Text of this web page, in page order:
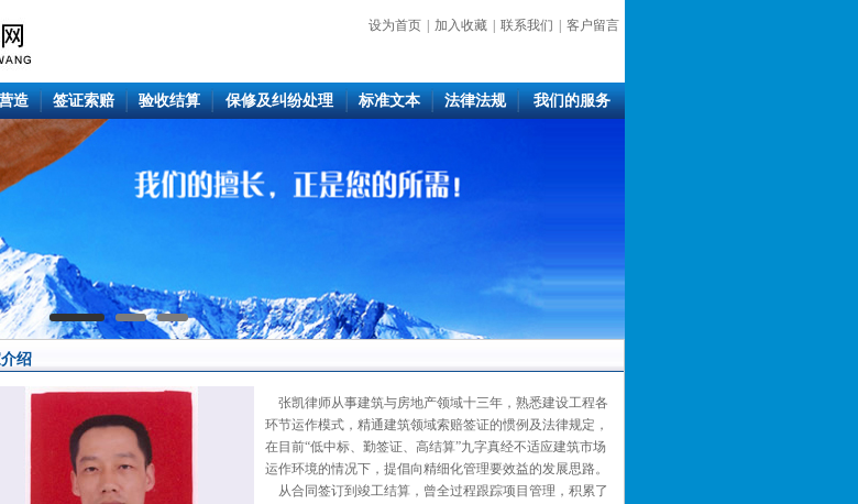
设为首页 加入收藏 联系我们 客户留言
造 签证索赔 验收结算 保修及纠纷处理 标准文本 法律法规 我们的服务
绍
张凯律师从事建筑与房地产领域十三年，熟悉建设工程各
环节运作模式，精通建筑领域索赔签证的惯例及法律规定，
在目前“低中标、勤签证、高结算”九字真经不适应建筑市场
运作环境的情况下，提倡向精细化管理要效益的发展思路。
从合同签订到竣工结算，曾全过程跟踪项目管理，积累了